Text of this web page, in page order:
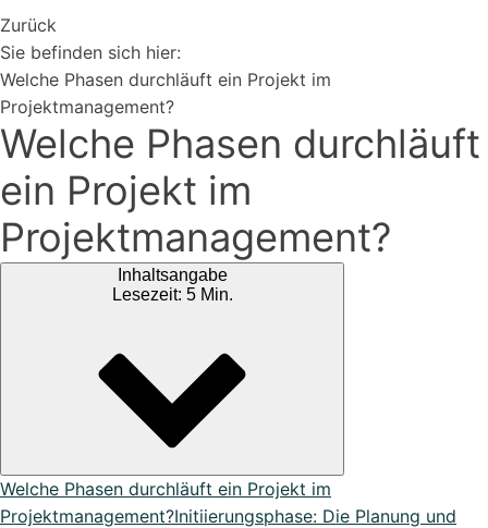
Erweiterungen
Einfacher Import von Daten oder Lieferanten
DATEV Export
Übergeben Sie Ihre Daten ganze einfach an DATEV
Vertriebspartner werden
Magazin
Bei uns findest du spannendes Blogartikel vieles mehr ...
Bei uns im Lexikon findest du zu allen Fachbegriffen die
passende ...
Zurück
Sie befinden sich hier:
Welche Phasen durchläuft ein Projekt im
Projektmanagement?
Welche Phasen durchläuft
ein Projekt im
Projektmanagement?
Inhaltsangabe
Lesezeit: 5 Min.
Welche Phasen durchläuft ein Projekt im
Projektmanagement?Initiierungsphase: Die Planung und